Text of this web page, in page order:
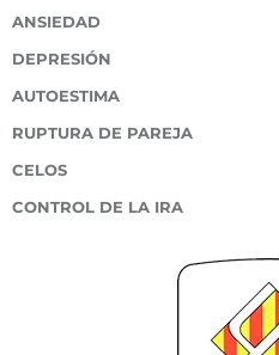
ANSIEDAD
DEPRESIÓN
AUTOESTIMA
RUPTURA DE PAREJA
CELOS
CONTROL DE LA IRA